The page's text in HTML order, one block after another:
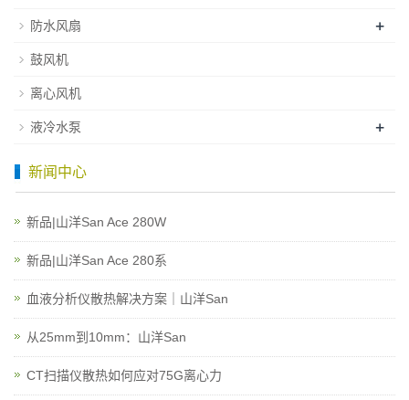
防水风扇 +
鼓风机
离心风机
液冷水泵 +
新闻中心
新品|山洋San Ace 280W
新品|山洋San Ace 280系
血液分析仪散热解决方案｜山洋San
从25mm到10mm：山洋San
CT扫描仪散热如何应对75G离心力